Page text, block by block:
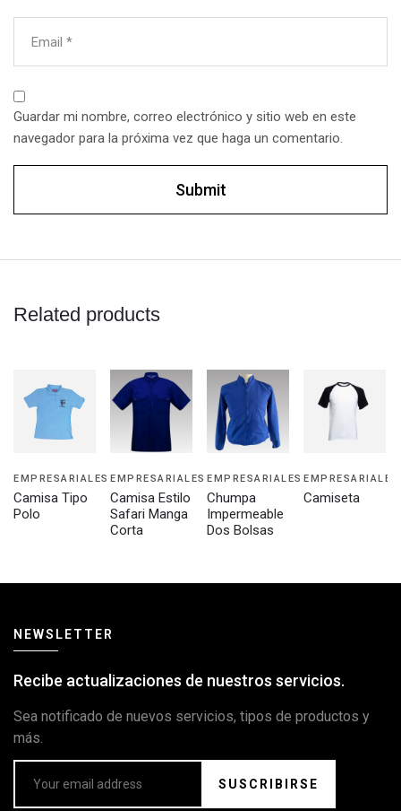
Email *
Guardar mi nombre, correo electrónico y sitio web en este
navegador para la próxima vez que haga un comentario.
Related products
EMPRESARIALES
Camisa Tipo
Polo
EMPRESARIALES
Camisa Estilo
Safari Manga
Corta
EMPRESARIALES
Chumpa
Impermeable
Dos Bolsas
EMPRESARIALES
Camiseta
NEWSLETTER
Recibe actualizaciones de nuestros servicios.
Sea notificado de nuevos servicios, tipos de productos y
más.
SUSCRIBIRSE